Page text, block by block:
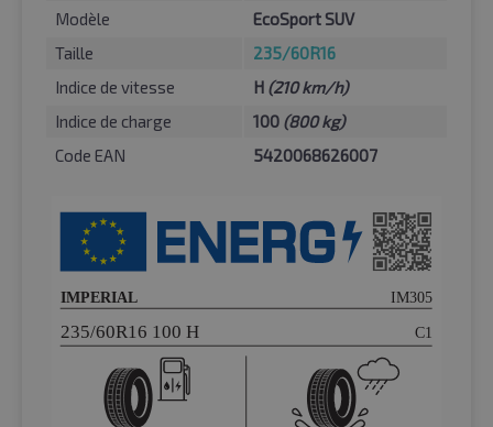
Modèle
EcoSport SUV
Taille
235/60R16
Indice de vitesse
H (210 km/h)
Indice de charge
100 (800 kg)
Code EAN
5420068626007